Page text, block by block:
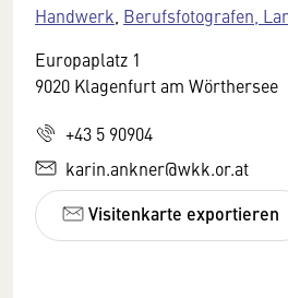
Handwerk Berufsfotografen,
Europaplatz 1
9020 Klagenfurt am Wörthersee
+43 5 90904
karin.ankner@wkk.or.at
Visitenkarte exportieren